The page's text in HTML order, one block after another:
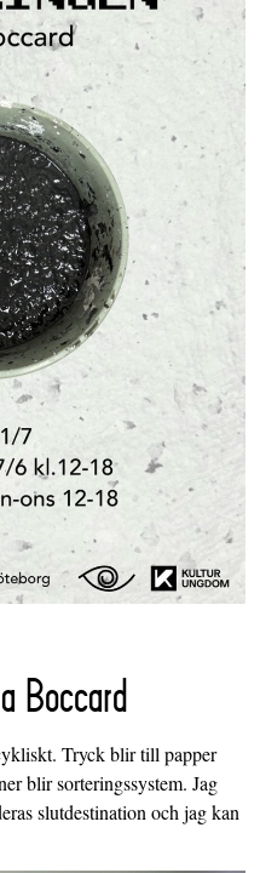
Boccard
Tryck blir till papper
blir sorteringssystem. Jag
slutdestination och jag kan